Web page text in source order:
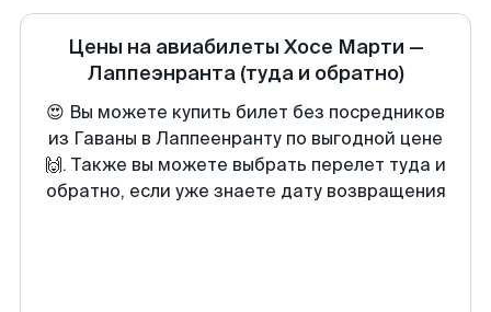
Цены на авиабилеты Хосе Марти —
Лаппеэнранта (туда и обратно)
😍 Вы можете купить билет без посредников
из Гаваны в Лаппеенранту по выгодной цене
🙌. Также вы можете выбрать перелет туда и
обратно, если уже знаете дату возвращения